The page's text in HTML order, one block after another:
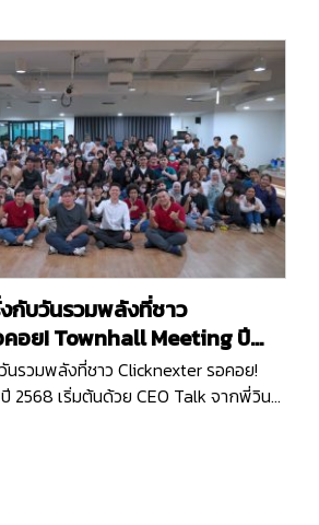
| Reignite…
กับวันรวมพลังที่ชาว
อย! Townhall Meeting ปี
รวมพลังที่ชาว Clicknexter รอคอย!
2568 เริ่มต้นด้วย CEO Talk จากพี่วิน
ทาย ปีนี้ Clicknext มุ่งเน้นการขยาย
ภัณฑ์ให้ตอบโจทย์ลูกค้ามากยิ่งขึ้น